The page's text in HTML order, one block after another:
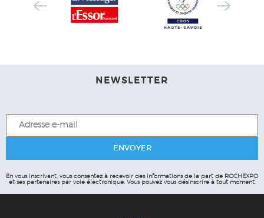
NEWSLETTER
En vous inscrivant, vous consentez à recevoir des informations de la part de ROCHEXPO
et ses partenaires par voie électronique.Vous pouvez vous désinscrire à tout moment.